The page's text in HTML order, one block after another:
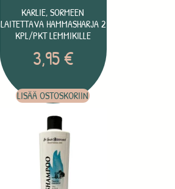
KARLIE, SORMEEN
LAITETTAVA HAMMASHARJA 2
KPL/PKT LEMMIKILLE
3,95€
LISÄÄ OSTOSKORIIN